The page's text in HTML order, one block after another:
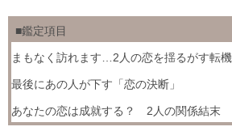
■鑑定項目
まもなく訪れます…2人の恋を揺るがす転機
最後にあの人が下す「恋の決断」
あなたの恋は成就する？ 2人の関係結末